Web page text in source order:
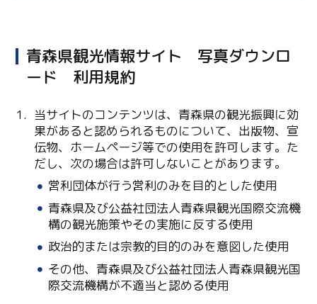
青森県観光情報サイト 写真ダウンロ
ード 利用規約
当サイトのコンテンツは、青森県の観光振興に効
果があると認められるものについて、出版物、宣
伝物、ホームページ等での使用を許可します。た
だし、次の場合は許可しないことがあります。
営利団体が行う営利のみを目的とした使用
青森県及び公益社団法人青森県観光国際交流機
構の観光施策やその実施に反する使用
政治的または宗教的目的のみを意図した使用
その他、青森県及び公益社団法人青森県観光国
際交流機構が不適当と認める使用
Facebook
Copy URL